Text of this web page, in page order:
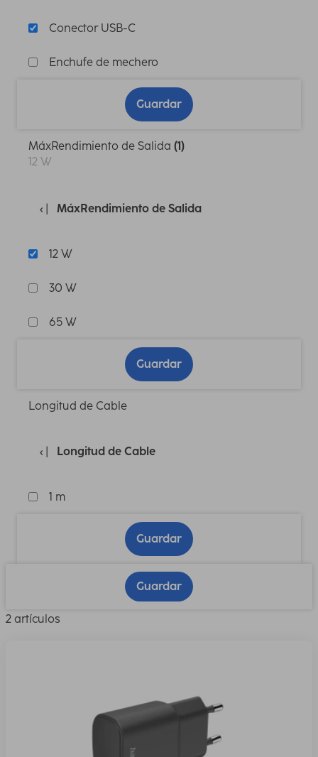
Conector USB-C
Enchufe de mechero
Guardar
MáxRendimiento de Salida (1)
12 W
MáxRendimiento de Salida
12 W
30 W
65 W
Guardar
Longitud de Cable
Longitud de Cable
1 m
Guardar
Guardar
2 artículos